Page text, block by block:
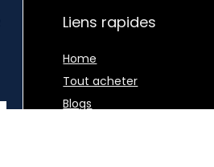
Liens rapides
Home
Tout acheter
Blogs